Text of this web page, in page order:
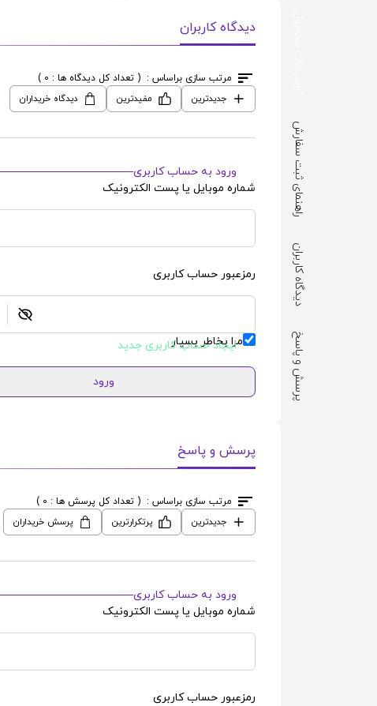
راهنمای ثبت سفارش
دیدگاه کاربران
پرسش و پاسخ
دیدگاه کاربران
مرتب سازی براساس : ( تعداد کل دیدگاه ها : 0 )
جدیدترین
مفیدترین دیدگاه خریداران
ورود به حساب کاربری
شماره موبایل یا پست الکترونیک
رمزعبور حساب کاربری
مرا بخاطر بسپار
ایجاد حساب کاربری جدید
ورود
پرسش و پاسخ
مرتب سازی براساس : ( تعداد کل پرسش ها : 0 )
جدیدترین
پرتکرارترین پرسش خریداران
ورود به حساب کاربری
شماره موبایل یا پست الکترونیک
رمزعبور حساب کاربری